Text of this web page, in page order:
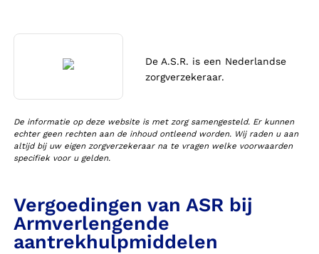
De A.S.R. is een Nederlandse
zorgverzekeraar.
De informatie op deze website is met zorg samengesteld. Er kunnen
echter geen rechten aan de inhoud ontleend worden. Wij raden u aan
altijd bij uw eigen zorgverzekeraar na te vragen welke voorwaarden
specifiek voor u gelden.
Vergoedingen van ASR bij
Armverlengende
aantrekhulpmiddelen